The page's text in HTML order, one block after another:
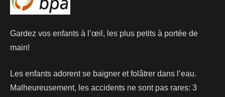
Gardez vos enfants à l’œil, les plus petits à portée de
main!
Les enfants adorent se baigner et folâtrer dans l’eau.
Malheureusement, les accidents ne sont pas rares: 3